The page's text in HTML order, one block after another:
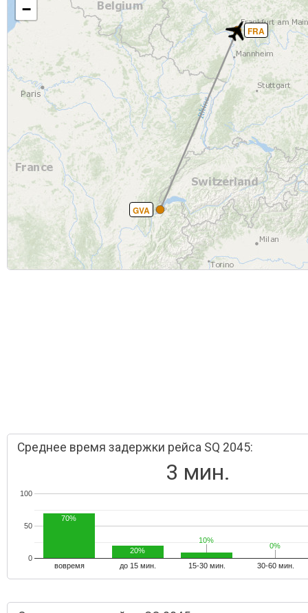
GVA
FRA
−
Среднее время задержки рейса SQ 2045:
3 мин.
вовремя до 15 мин. 15-30 мин. 30-60 мин.
0
50
100
70%
20%
10%
10%
0%
0%